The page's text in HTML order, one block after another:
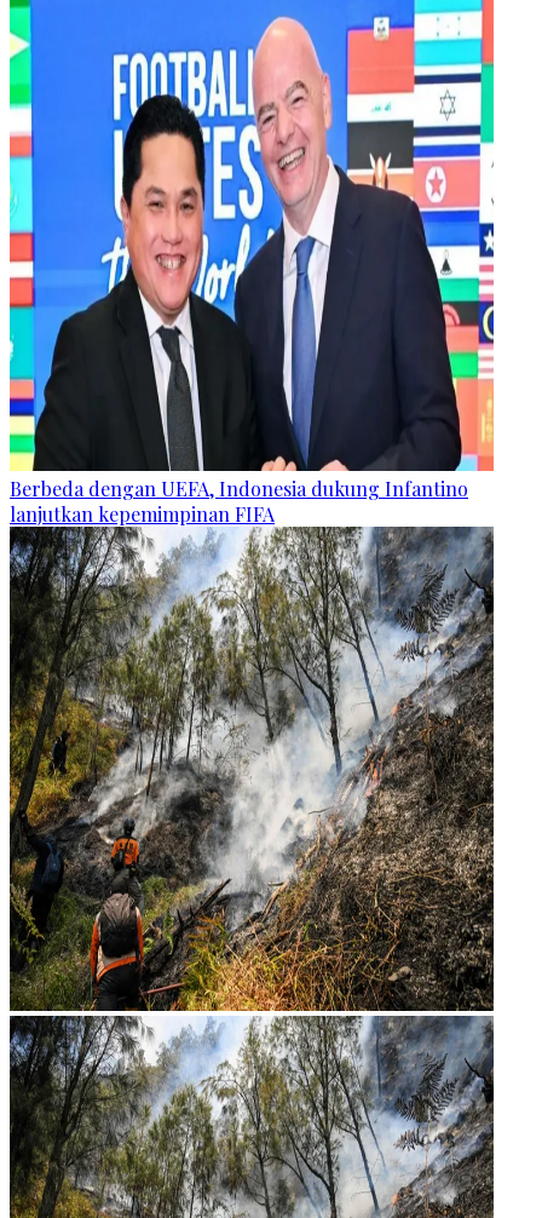
Berbeda dengan UEFA, Indonesia dukung Infantino
lanjutkan kepemimpinan FIFA